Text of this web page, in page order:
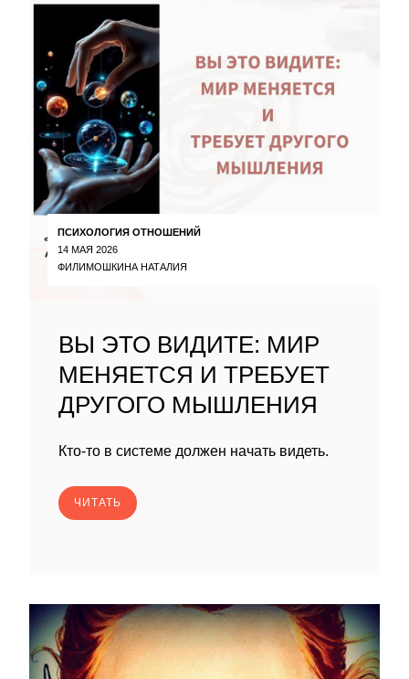
ПСИХОЛОГИЯ ОТНОШЕНИЙ
14 МАЯ 2026
ФИЛИМОШКИНА НАТАЛИЯ
ВЫ ЭТО ВИДИТЕ: МИР
МЕНЯЕТСЯ И ТРЕБУЕТ
ДРУГОГО МЫШЛЕНИЯ
Кто-то в системе должен начать видеть.
ЧИТАТЬ